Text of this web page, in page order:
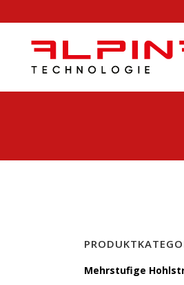
Mehrstufige